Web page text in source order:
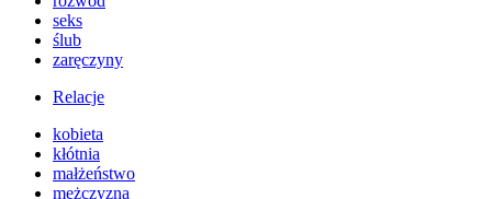
seks
ślub
zaręczyny
Relacje
kobieta
kłótnia
małżeństwo
mężczyzna